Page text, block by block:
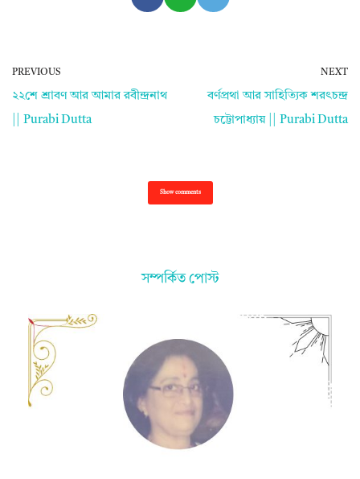
PREVIOUS
২২শে শ্রাবণ আর আমার রবীন্দ্রনাথ
|| Purabi Dutta
NEXT
বর্ণপ্রথা আর সাহিত্যিক শরৎচন্দ্র
চট্টোপাধ্যায় || Purabi Dutta
Show comments
সম্পর্কিত পোস্ট